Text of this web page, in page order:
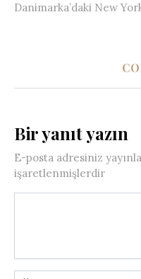
Danimarka’daki New
Bir yanıt yazın
E-posta adresiniz
işaretlenmişlerdir